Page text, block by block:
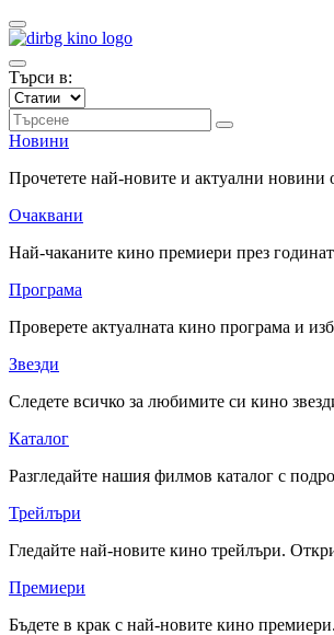
Търси в:
Новини
Прочетете най-новите и актуални
Очаквани
Най-чаканите кино премиери през
Програма
Проверете актуалната кино програма и
Звезди
Следете всичко за любимите си кино
Каталог
Разгледайте нашия филмов каталог с
Трейлъри
Гледайте най-новите кино трейлъри.
Премиери
Бъдете в крак с най-новите кино